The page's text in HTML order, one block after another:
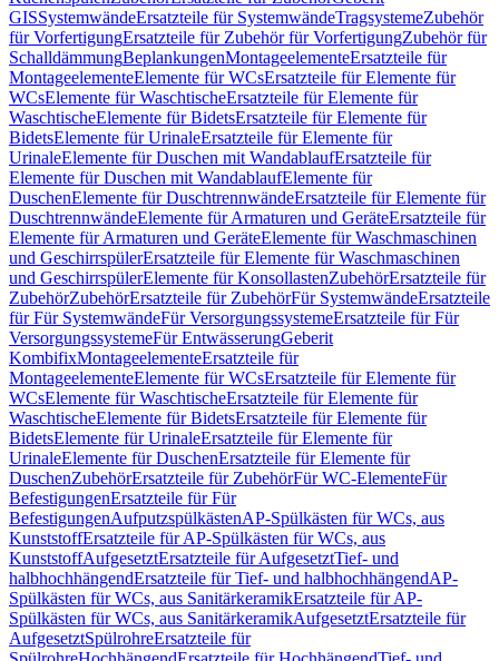
GISSystemwändeErsatzteile für SystemwändeTragsystemeZubehör
für VorfertigungErsatzteile für Zubehör für VorfertigungZubehör für
SchalldämmungBeplankungenMontageelementeErsatzteile für
MontageelementeElemente für WCsErsatzteile für Elemente für
WCsElemente für WaschtischeErsatzteile für Elemente für
WaschtischeElemente für BidetsErsatzteile für Elemente für
BidetsElemente für UrinaleErsatzteile für Elemente für
UrinaleElemente für Duschen mit WandablaufErsatzteile für
Elemente für Duschen mit WandablaufElemente für
DuschenElemente für DuschtrennwändeErsatzteile für Elemente für
DuschtrennwändeElemente für Armaturen und GeräteErsatzteile für
Elemente für Armaturen und GeräteElemente für Waschmaschinen
und GeschirrspülerErsatzteile für Elemente für Waschmaschinen
und GeschirrspülerElemente für KonsollastenZubehörErsatzteile für
ZubehörZubehörErsatzteile für ZubehörFür SystemwändeErsatzteile
für Für SystemwändeFür VersorgungssystemeErsatzteile für Für
VersorgungssystemeFür EntwässerungGeberit
KombifixMontageelementeErsatzteile für
MontageelementeElemente für WCsErsatzteile für Elemente für
WCsElemente für WaschtischeErsatzteile für Elemente für
WaschtischeElemente für BidetsErsatzteile für Elemente für
BidetsElemente für UrinaleErsatzteile für Elemente für
UrinaleElemente für DuschenErsatzteile für Elemente für
DuschenZubehörErsatzteile für ZubehörFür WC-ElementeFür
BefestigungenErsatzteile für Für
BefestigungenAufputzspülkästenAP-Spülkästen für WCs, aus
KunststoffErsatzteile für AP-Spülkästen für WCs, aus
KunststoffAufgesetztErsatzteile für AufgesetztTief- und
halbhochhängendErsatzteile für Tief- und halbhochhängendAP-
Spülkästen für WCs, aus SanitärkeramikErsatzteile für AP-
Spülkästen für WCs, aus SanitärkeramikAufgesetztErsatzteile für
AufgesetztSpülrohreErsatzteile für